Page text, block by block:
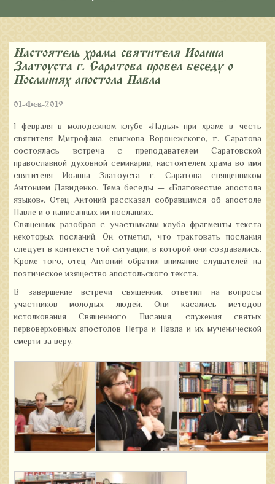
Настоятель храма святителя Иоанна
Златоуста г. Саратова провел беседу о
Посланиях апостола Павла
01-Фев-2019
1 февраля в молодежном клубе «Ладья» при храме в честь
святителя Митрофана, епископа Воронежского, г. Саратова
состоялась встреча с преподавателем Саратовской
православной духовной семинарии, настоятелем храма во имя
святителя Иоанна Златоуста г. Саратова священником
Антонием Давиденко. Тема беседы — «Благовестие апостола
языков». Отец Антоний рассказал собравшимся об апостоле
Павле и о написанных им посланиях.
Священник разобрал с участниками клуба фрагменты текста
некоторых посланий. Он отметил, что трактовать послания
следует в контексте той ситуации, в которой они создавались.
Кроме того, отец Антоний обратил внимание слушателей на
поэтическое изящество апостольского текста.
В завершение встречи священник ответил на вопросы
участников молодых людей. Они касались методов
истолкования Священного Писания, служения святых
первоверховных апостолов Петра и Павла и их мученической
смерти за веру.